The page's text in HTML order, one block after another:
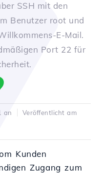
SSH mit den
Benutzer root und
E-Mail.
Port 22 für
an
Veröffentlicht am
Kunden
Zugang zum